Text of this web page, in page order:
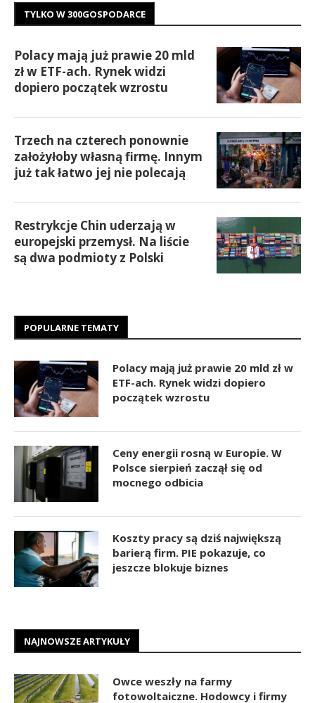
TYLKO W 300GOSPODARCE
Polacy mają już prawie 20 mld
zł w ETF-ach. Rynek widzi
dopiero początek wzrostu
Trzech na czterech ponownie
założyłoby własną firmę. Innym
już tak łatwo jej nie polecają
Restrykcje Chin uderzają w
europejski przemysł. Na liście
są dwa podmioty z Polski
POPULARNE TEMATY
Polacy mają już prawie 20 mld zł w
ETF-ach. Rynek widzi dopiero
początek wzrostu
Ceny energii rosną w Europie. W
Polsce sierpień zaczął się od
mocnego odbicia
Koszty pracy są dziś największą
barierą firm. PIE pokazuje, co
jeszcze blokuje biznes
NAJNOWSZE ARTYKUŁY
Owce weszły na farmy
fotowoltaiczne. Hodowcy i firmy